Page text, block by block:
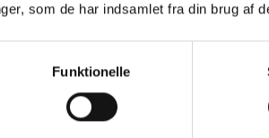
som de har indsamlet fra din brug af
Funktionelle